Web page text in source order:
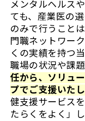
メンタルヘルス
ても、産業医の
のみで行うこと
門職ネットワー
くの実績を持つ
職場の状況や課
任から、ソリュ
プでご支援いたし
健支援サービス
たらくをよく」